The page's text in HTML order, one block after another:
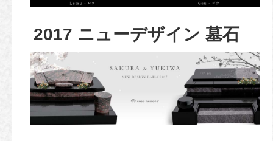
2017 ニューデザイン 墓石